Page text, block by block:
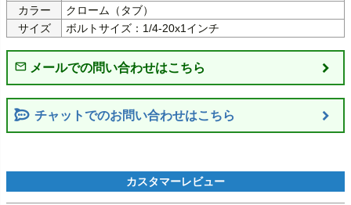
カラー
クローム（タブ）
サイズ
ボルトサイズ：1/4-20x1インチ
チャットでのお問い合わせはこちら